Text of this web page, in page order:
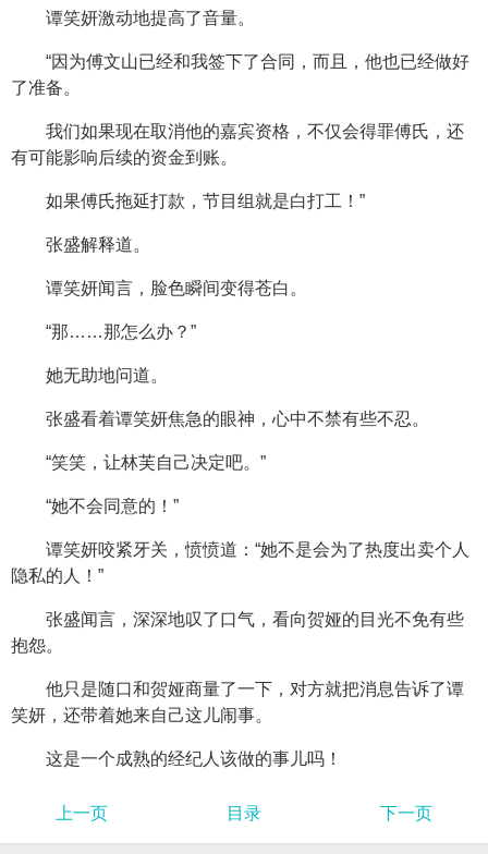
谭笑妍激动地提高了音量。
“因为傅文山已经和我签下了合同，而且，他也已经做好
了准备。
我们如果现在取消他的嘉宾资格，不仅会得罪傅氏，还
有可能影响后续的资金到账。
如果傅氏拖延打款，节目组就是白打工！”
张盛解释道。
谭笑妍闻言，脸色瞬间变得苍白。
“那……那怎么办？”
她无助地问道。
张盛看着谭笑妍焦急的眼神，心中不禁有些不忍。
“笑笑，让林芙自己决定吧。”
“她不会同意的！”
谭笑妍咬紧牙关，愤愤道：“她不是会为了热度出卖个人
隐私的人！”
张盛闻言，深深地叹了口气，看向贺娅的目光不免有些
抱怨。
他只是随口和贺娅商量了一下，对方就把消息告诉了谭
笑妍，还带着她来自己这儿闹事。
这是一个成熟的经纪人该做的事儿吗！
上一页 目录 下一页